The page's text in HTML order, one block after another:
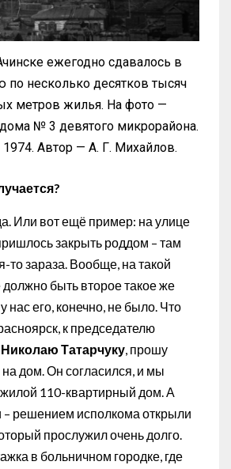
ежегодно сдавалось в
по несколько десятков тысяч
метров жилья. На фото —
дома № 3 девятого микрорайона.
Автор — А. Г. Михайлов.
Или вот ещё пример: на улице
закрыть роддом – там
то зараза. Вообще, на такой
должно быть второе такое же
нас его, конечно, не было. Что
к председателю
Николаю Татарчуку, прошу
дом. Он согласился, и мы
жилой 110-квартирный дом. А
– решением исполкома открыли
прослужил очень долго.
в больничном городке, где